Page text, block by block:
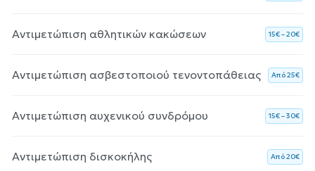
Αντιμετώπιση αθλητικών κακώσεων 15€ – 20€
Αντιμετώπιση ασβεστοποιού τενοντοπάθειας Aπό 25€
Αντιμετώπιση αυχενικού συνδρόμου 15€ – 30€
Αντιμετώπιση δισκοκήλης Aπό 20€